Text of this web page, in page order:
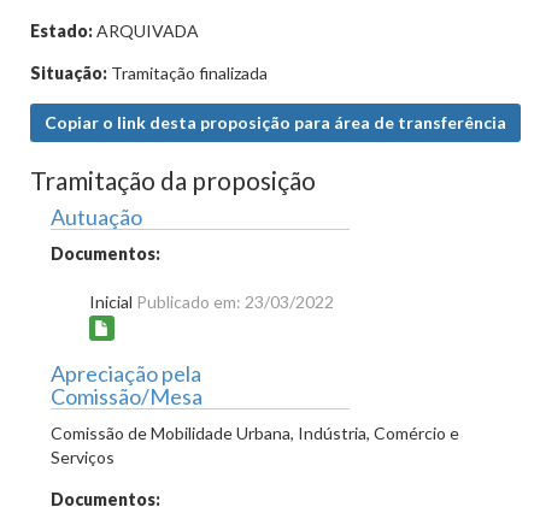
Estado:ARQUIVADA
Situação: Tramitação finalizada
Copiar o link desta proposição para área de transferência
Tramitação da proposição
Autuação
Documentos:
Inicial Publicado em: 23/03/2022
Apreciação pela
Comissão/Mesa
Comissão de Mobilidade Urbana, Indústria, Comércio e
Serviços
Documentos: